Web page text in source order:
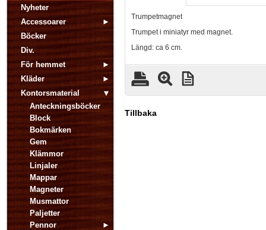
Nyheter
Accessoarer
Böcker
Div.
För hemmet
Kläder
Kontorsmaterial
Anteckningsböcker
Block
Bokmärken
Gem
Klämmor
Linjaler
Mappar
Magneter
Musmattor
Paljetter
Pennor
Trumpetmagnet
Trumpet i miniatyr med magnet.
Längd: ca 6 cm.
Tillbaka